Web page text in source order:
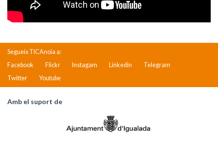
Segueix TICAnoia a:
Facebook
Flickr Instagam Linkedin
Telegram
Twitter
Youtube
Amb el suport de